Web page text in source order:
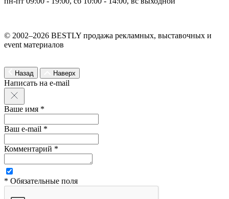
© 2002–2026 BESTLY продажа рекламных, выставочных и
event материалов
Назад Наверх
Написать на e-mail
Ваше имя *
Ваш e-mail *
Комментарий *
* Обязательные поля